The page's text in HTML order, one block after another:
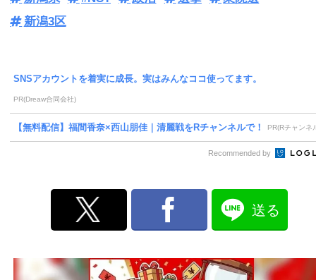
新潟3区
SNSアカウントを着実に成長。実はみんなココ使ってます。
PR(Dreaw合同会社)
【無料配信】福間香奈×西山朋佳｜清麗戦をRチャンネルで！ PR(Rチャンネ
Recommended by
送る